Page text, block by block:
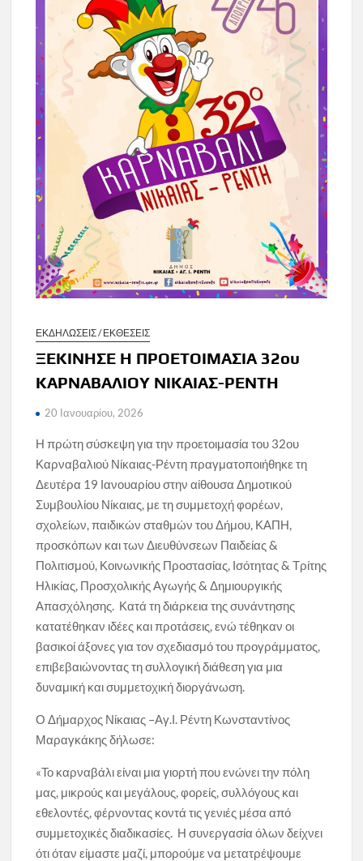
ΕΚΔΗΛΩΣΕΙΣ / ΕΚΘΕΣΕΙΣ
ΞΕΚΙΝΗΣΕ Η ΠΡΟΕΤΟΙΜΑΣΙΑ 32ου
ΚΑΡΝΑΒΑΛΙΟΥ ΝΙΚΑΙΑΣ-ΡΕΝΤΗ
20 Ιανουαρίου, 2026
Η πρώτη σύσκεψη για την προετοιμασία του 32ου
Καρναβαλιού Νίκαιας-Ρέντη πραγματοποιήθηκε τη
Δευτέρα 19 Ιανουαρίου στην αίθουσα Δημοτικού
Συμβουλίου Νίκαιας, με τη συμμετοχή φορέων,
σχολείων, παιδικών σταθμών του Δήμου, ΚΑΠΗ,
προσκόπων και των Διευθύνσεων Παιδείας &
Πολιτισμού, Κοινωνικής Προστασίας, Ισότητας & Τρίτης
Ηλικίας, Προσχολικής Αγωγής & Δημιουργικής
Απασχόλησης. Κατά τη διάρκεια της συνάντησης
κατατέθηκαν ιδέες και προτάσεις, ενώ τέθηκαν οι
βασικοί άξονες για τον σχεδιασμό του προγράμματος,
επιβεβαιώνοντας τη συλλογική διάθεση για μια
δυναμική και συμμετοχική διοργάνωση.
Ο Δήμαρχος Νίκαιας –Αγ.Ι. Ρέντη Κωνσταντίνος
Μαραγκάκης δήλωσε:
«Το καρναβάλι είναι μια γιορτή που ενώνει την πόλη
μας, μικρούς και μεγάλους, φορείς, συλλόγους και
εθελοντές, φέρνοντας κοντά τις γενιές μέσα από
συμμετοχικές διαδικασίες. Η συνεργασία όλων δείχνει
ότι όταν είμαστε μαζί, μπορούμε να μετατρέψουμε